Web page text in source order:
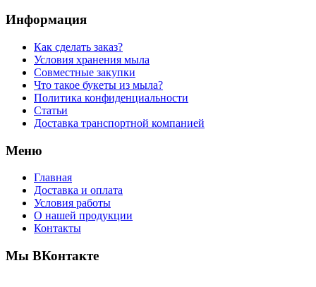
Информация
Как сделать заказ?
Условия хранения мыла
Совместные закупки
Что такое букеты из мыла?
Политика конфиденциальности
Статьи
Доставка транспортной компанией
Меню
Главная
Доставка и оплата
Условия работы
О нашей продукции
Контакты
Мы ВКонтакте